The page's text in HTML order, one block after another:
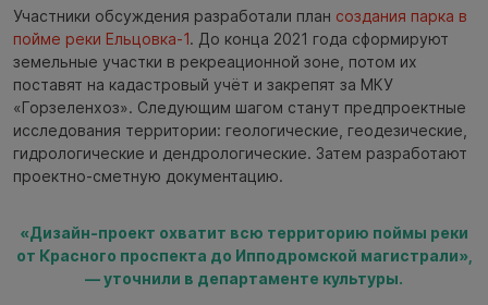
Участники обсуждения разработали план создания парка в
пойме реки Ельцовка-1. До конца 2021 года сформируют
земельные участки в рекреационной зоне, потом их
поставят на кадастровый учёт и закрепят за МКУ
«Горзеленхоз». Следующим шагом станут предпроектные
исследования территории: геологические, геодезические,
гидрологические и дендрологические. Затем разработают
проектно-сметную документацию.
«Дизайн-проект охватит всю территорию поймы реки
от Красного проспекта до Ипподромской магистрали»,
— уточнили в департаменте культуры.